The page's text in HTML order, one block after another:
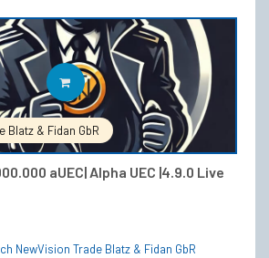
werden
Blatz & Fidan GbR
aUEC| Alpha UEC |4.9.0 Live
IN DEN WARENKORB
NewVision Trade Blatz & Fidan GbR